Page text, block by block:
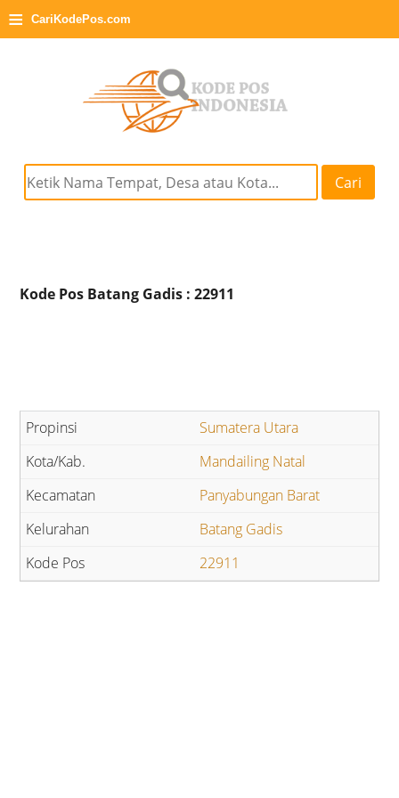
≡ CariKodePos.com
Cari
Kode Pos Batang Gadis : 22911
Sumatera Utara
Mandailing Natal
Panyabungan Barat
Batang Gadis
22911